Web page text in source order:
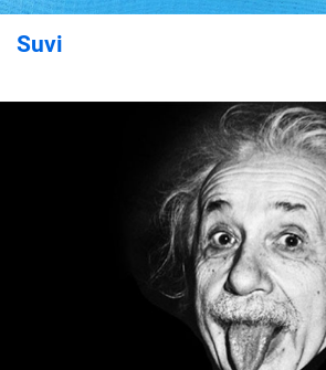
Suvi